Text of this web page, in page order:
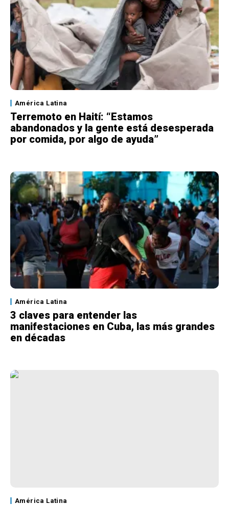
América Latina
Terremoto en Haití: “Estamos
abandonados y la gente está desesperada
por comida, por algo de ayuda”
América Latina
3 claves para entender las
manifestaciones en Cuba, las más grandes
en décadas
América Latina